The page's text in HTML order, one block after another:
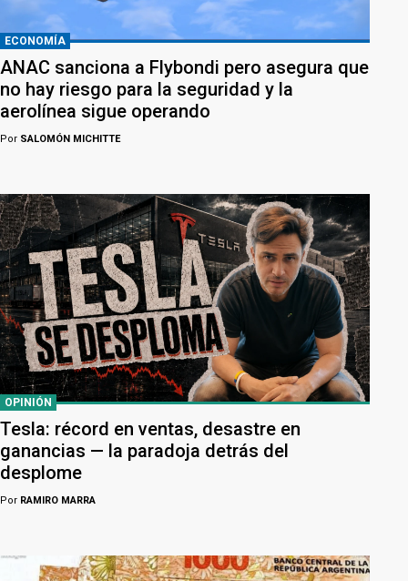
ECONOMÍA
ANAC sanciona a Flybondi pero asegura que
no hay riesgo para la seguridad y la
aerolínea sigue operando
Por SALOMÓN MICHITTE
OPINIÓN
Tesla: récord en ventas, desastre en
ganancias — la paradoja detrás del
desplome
Por RAMIRO MARRA